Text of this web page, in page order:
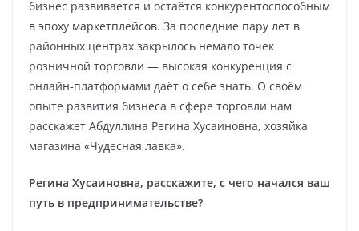
бизнес развивается и остаётся конкурентоспособным
в эпоху маркетплейсов. За последние пару лет в
районных центрах закрылось немало точек
розничной торговли — высокая конкуренция с
онлайн‑платформами даёт о себе знать. О своём
опыте развития бизнеса в сфере торговли нам
расскажет Абдуллина Регина Хусаиновна, хозяйка
магазина «Чудесная лавка».
Регина Хусаиновна, расскажите, с чего начался ваш
путь в предпринимательстве?